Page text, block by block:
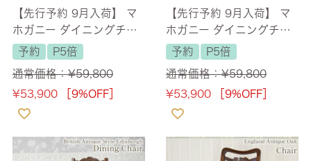
【先行予約 9月入荷】 マ
ホガニー ダイニングチェ
ア ゴブラン ホワイト 幅5
0cm 【送料無料】
予約
P5倍
通常価格：¥59,800
¥53,900 ［9%OFF］
【先行予約 9月入荷】 マ
ホガニー ダイニングチェ
ア ゴブラン ブラウン 幅5
0cm 【送料無料】
予約
P5倍
通常価格：¥59,800
¥53,900 ［9%OFF］